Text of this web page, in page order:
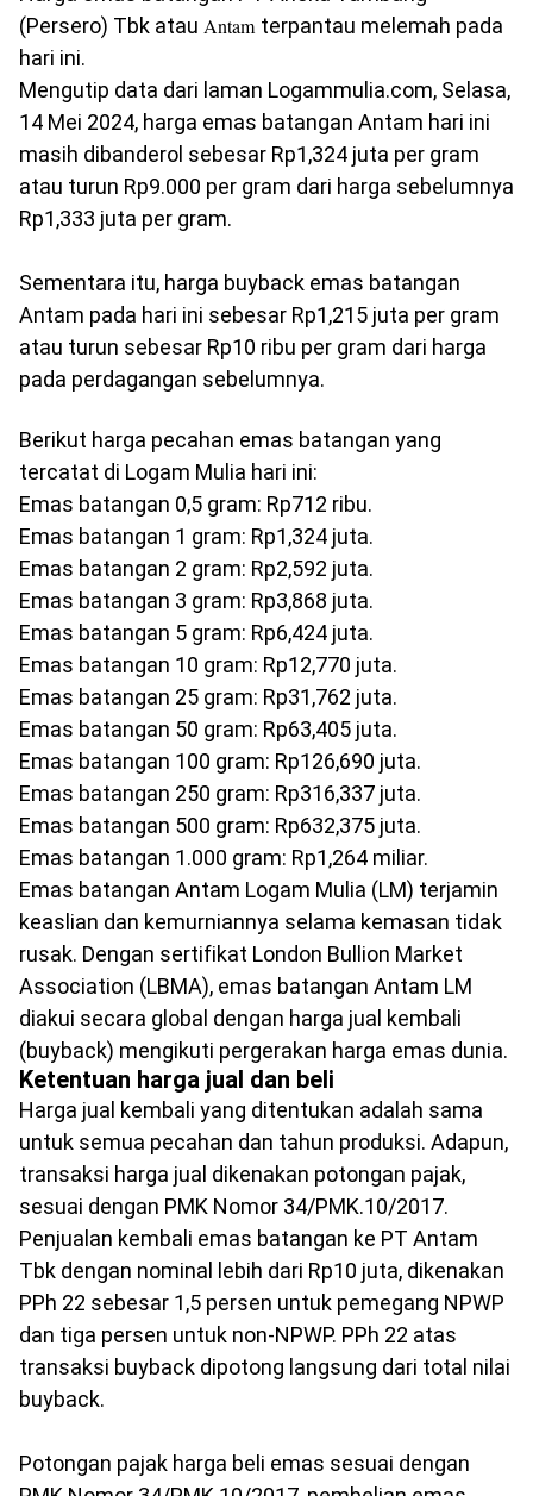
(Persero) Tbk atau Antam terpantau melemah pada
hari ini.
Mengutip data dari laman Logammulia.com, Selasa,
14 Mei 2024, harga emas batangan Antam hari ini
masih dibanderol sebesar Rp1,324 juta per gram
atau turun Rp9.000 per gram dari harga sebelumnya
Rp1,333 juta per gram.
Sementara itu, harga buyback emas batangan
Antam pada hari ini sebesar Rp1,215 juta per gram
atau turun sebesar Rp10 ribu per gram dari harga
pada perdagangan sebelumnya.
Berikut harga pecahan emas batangan yang
tercatat di Logam Mulia hari ini:
Emas batangan 0,5 gram: Rp712 ribu.
Emas batangan 1 gram: Rp1,324 juta.
Emas batangan 2 gram: Rp2,592 juta.
Emas batangan 3 gram: Rp3,868 juta.
Emas batangan 5 gram: Rp6,424 juta.
Emas batangan 10 gram: Rp12,770 juta.
Emas batangan 25 gram: Rp31,762 juta.
Emas batangan 50 gram: Rp63,405 juta.
Emas batangan 100 gram: Rp126,690 juta.
Emas batangan 250 gram: Rp316,337 juta.
Emas batangan 500 gram: Rp632,375 juta.
Emas batangan 1.000 gram: Rp1,264 miliar.
Emas batangan Antam Logam Mulia (LM) terjamin
keaslian dan kemurniannya selama kemasan tidak
rusak. Dengan sertifikat London Bullion Market
Association (LBMA), emas batangan Antam LM
diakui secara global dengan harga jual kembali
(buyback) mengikuti pergerakan harga emas dunia.
Ketentuan harga jual dan beli
Harga jual kembali yang ditentukan adalah sama
untuk semua pecahan dan tahun produksi. Adapun,
transaksi harga jual dikenakan potongan pajak,
sesuai dengan PMK Nomor 34/PMK.10/2017.
Penjualan kembali emas batangan ke PT Antam
Tbk dengan nominal lebih dari Rp10 juta, dikenakan
PPh 22 sebesar 1,5 persen untuk pemegang NPWP
dan tiga persen untuk non-NPWP. PPh 22 atas
transaksi buyback dipotong langsung dari total nilai
buyback.
Potongan pajak harga beli emas sesuai dengan